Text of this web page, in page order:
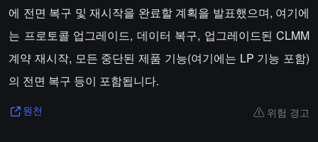
에 전면 복구 및 재시작을 완료할 계획을 발표했으며, 여기에
는 프로토콜 업그레이드, 데이터 복구, 업그레이드된 CLMM
계약 재시작, 모든 중단된 제품 기능(여기에는 LP 기능 포함)
의 전면 복구 등이 포함됩니다.
원천 위험 경고